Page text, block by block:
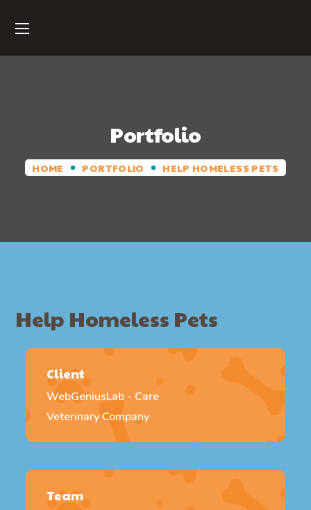
Portfolio
HOME PORTFOLIO HELP HOMELESS PETS
Help Homeless Pets
Client
WebGeniusLab - Care
Veterinary Company
Team